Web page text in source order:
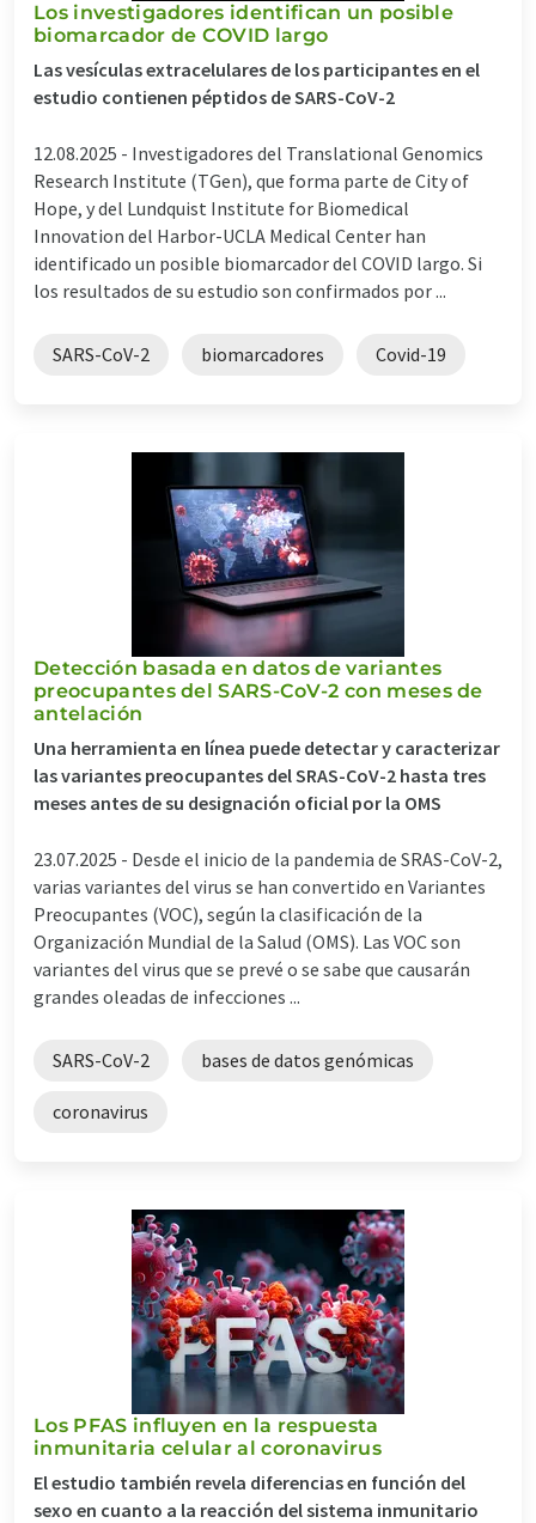
Los investigadores identifican un posible
biomarcador de COVID largo
Las vesículas extracelulares de los participantes en el
estudio contienen péptidos de SARS-CoV-2
12.08.2025 - Investigadores del Translational Genomics
Research Institute (TGen), que forma parte de City of
Hope, y del Lundquist Institute for Biomedical
Innovation del Harbor-UCLA Medical Center han
identificado un posible biomarcador del COVID largo. Si
los resultados de su estudio son confirmados por ...
SARS-CoV-2 biomarcadores Covid-19
Detección basada en datos de variantes
preocupantes del SARS-CoV-2 con meses de
antelación
Una herramienta en línea puede detectar y caracterizar
las variantes preocupantes del SRAS-CoV-2 hasta tres
meses antes de su designación oficial por la OMS
23.07.2025 - Desde el inicio de la pandemia de SRAS-CoV-2,
varias variantes del virus se han convertido en Variantes
Preocupantes (VOC), según la clasificación de la
Organización Mundial de la Salud (OMS). Las VOC son
variantes del virus que se prevé o se sabe que causarán
grandes oleadas de infecciones ...
SARS-CoV-2 bases de datos genómicas
coronavirus
Los PFAS influyen en la respuesta
inmunitaria celular al coronavirus
El estudio también revela diferencias en función del
sexo en cuanto a la reacción del sistema inmunitario